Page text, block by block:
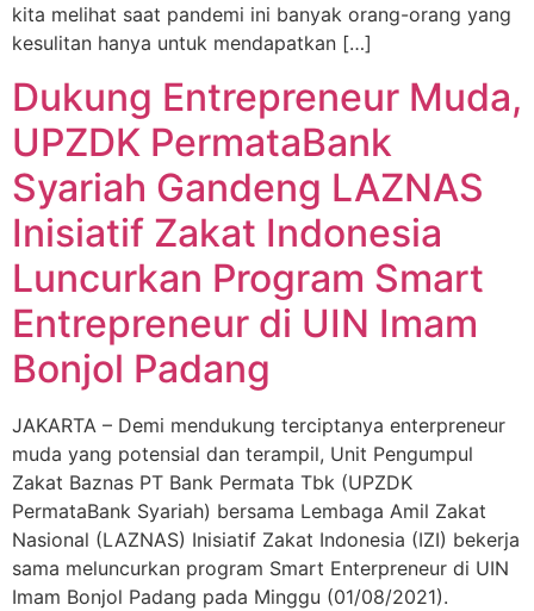
kita melihat saat pandemi ini banyak orang-orang yang
kesulitan hanya untuk mendapatkan […]
Dukung Entrepreneur Muda,
UPZDK PermataBank
Syariah Gandeng LAZNAS
Inisiatif Zakat Indonesia
Luncurkan Program Smart
Entrepreneur di UIN Imam
Bonjol Padang
JAKARTA – Demi mendukung terciptanya enterpreneur
muda yang potensial dan terampil, Unit Pengumpul
Zakat Baznas PT Bank Permata Tbk (UPZDK
PermataBank Syariah) bersama Lembaga Amil Zakat
Nasional (LAZNAS) Inisiatif Zakat Indonesia (IZI) bekerja
sama meluncurkan program Smart Enterpreneur di UIN
Imam Bonjol Padang pada Minggu (01/08/2021).